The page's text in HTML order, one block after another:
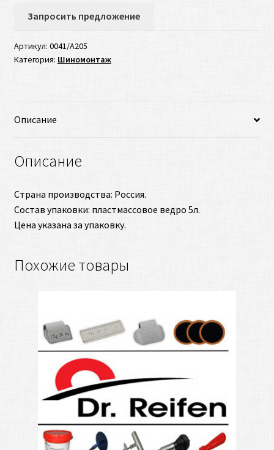
Запросить предложение
Артикул: 0041/А205
Категория: Шиномонтаж
Описание
Описание
Страна производства: Россия.
Состав упаковки: пластмассовое ведро 5л.
Цена указана за упаковку.
Похожие товары